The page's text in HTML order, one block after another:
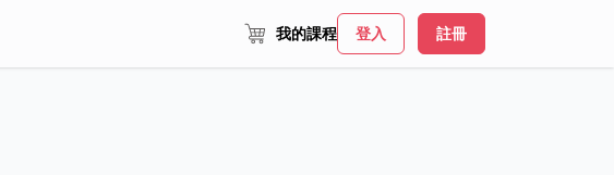
我的課程 登入 註冊